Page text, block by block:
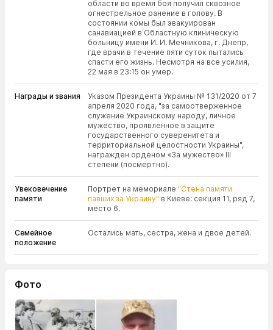
области во время боя получил сквозное
огнестрельное ранение в голову. В
состоянии комы был эвакуирован
санавиацией в Областную клиническую
больницу имени И. И. Мечникова, г. Днепр,
где врачи в течение пяти суток пытались
спасти его жизнь. Несмотря на все усилия,
22 мая в 23:15 он умер.
Награды и звания
Указом Президента Украины № 131/2020 от 7
апреля 2020 года, "за самоотверженное
служение Украинскому народу, личное
мужество, проявленное в защите
государственного суверенитета и
территориальной целостности Украины",
награжден орденом «За мужество» III
степени (посмертно).
Увековечение
памяти
Портрет на мемориале "Стена памяти
павших за Украину" в Киеве: секция 11, ряд 7,
место 6.
Семейное
положение
Остались мать, сестра, жена и двое детей.
Фото